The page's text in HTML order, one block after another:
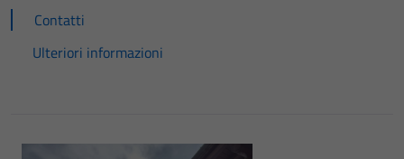
Contatti
Ulteriori informazioni